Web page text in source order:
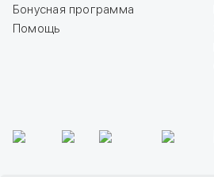
Бонусная программа
Помощь